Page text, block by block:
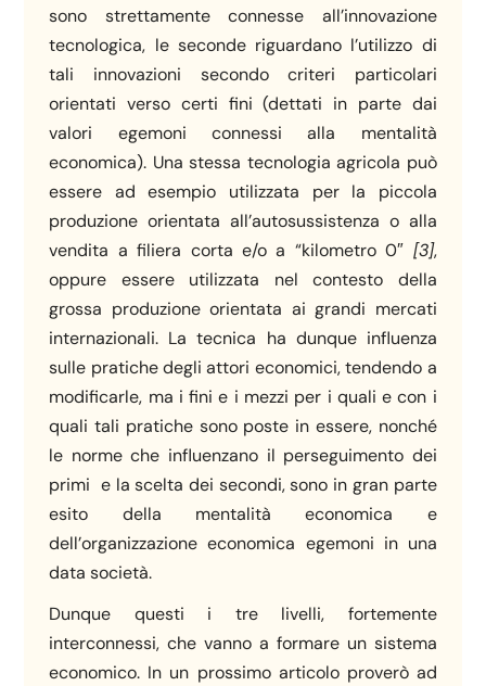
sono strettamente connesse all’innovazione
tecnologica, le seconde riguardano l’utilizzo di
tali innovazioni secondo criteri particolari
orientati verso certi fini (dettati in parte dai
valori egemoni connessi alla mentalità
economica). Una stessa tecnologia agricola può
essere ad esempio utilizzata per la piccola
produzione orientata all’autosussistenza o alla
vendita a filiera corta e/o a “kilometro 0″ [3],
oppure essere utilizzata nel contesto della
grossa produzione orientata ai grandi mercati
internazionali. La tecnica ha dunque influenza
sulle pratiche degli attori economici, tendendo a
modificarle, ma i fini e i mezzi per i quali e con i
quali tali pratiche sono poste in essere, nonché
le norme che influenzano il perseguimento dei
primi e la scelta dei secondi, sono in gran parte
esito della mentalità economica e
dell’organizzazione economica egemoni in una
data società.
Dunque questi i tre livelli, fortemente
interconnessi, che vanno a formare un sistema
economico. In un prossimo articolo proverò ad